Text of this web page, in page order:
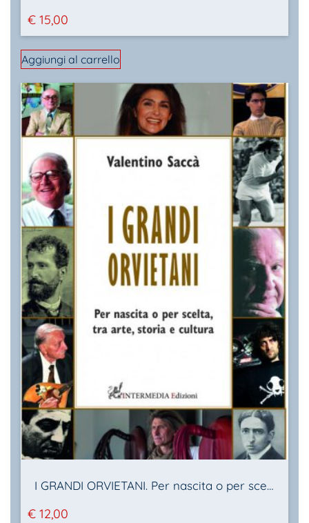
€ 15,00
Aggiungi al carrello
I GRANDI ORVIETANI. Per nascita o per scelta, tra arte, storia e cultura
€ 12,00